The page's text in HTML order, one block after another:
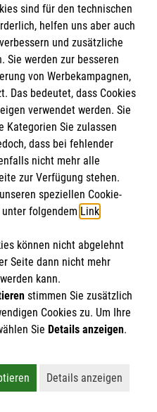
Menschen
wenn ein älterer
Sie auch... ?
sind für den technischen
helfen uns aber auch
und zusätzliche
Sie werden zur besseren
von Werbekampagnen,
Das bedeutet, dass Cookies
verwendet werden. Sie
Kategorien Sie zulassen
dass bei fehlender
nicht mehr alle
zur Verfügung stehen.
speziellen Cookie-
folgendem Link.
können nicht abgelehnt
Seite dann nicht mehr
kann.
stimmen Sie zusätzlich
Cookies zu. Um Ihre
Sie Details anzeigen.
Cookies ab
alle Cookies
Details anzeigen